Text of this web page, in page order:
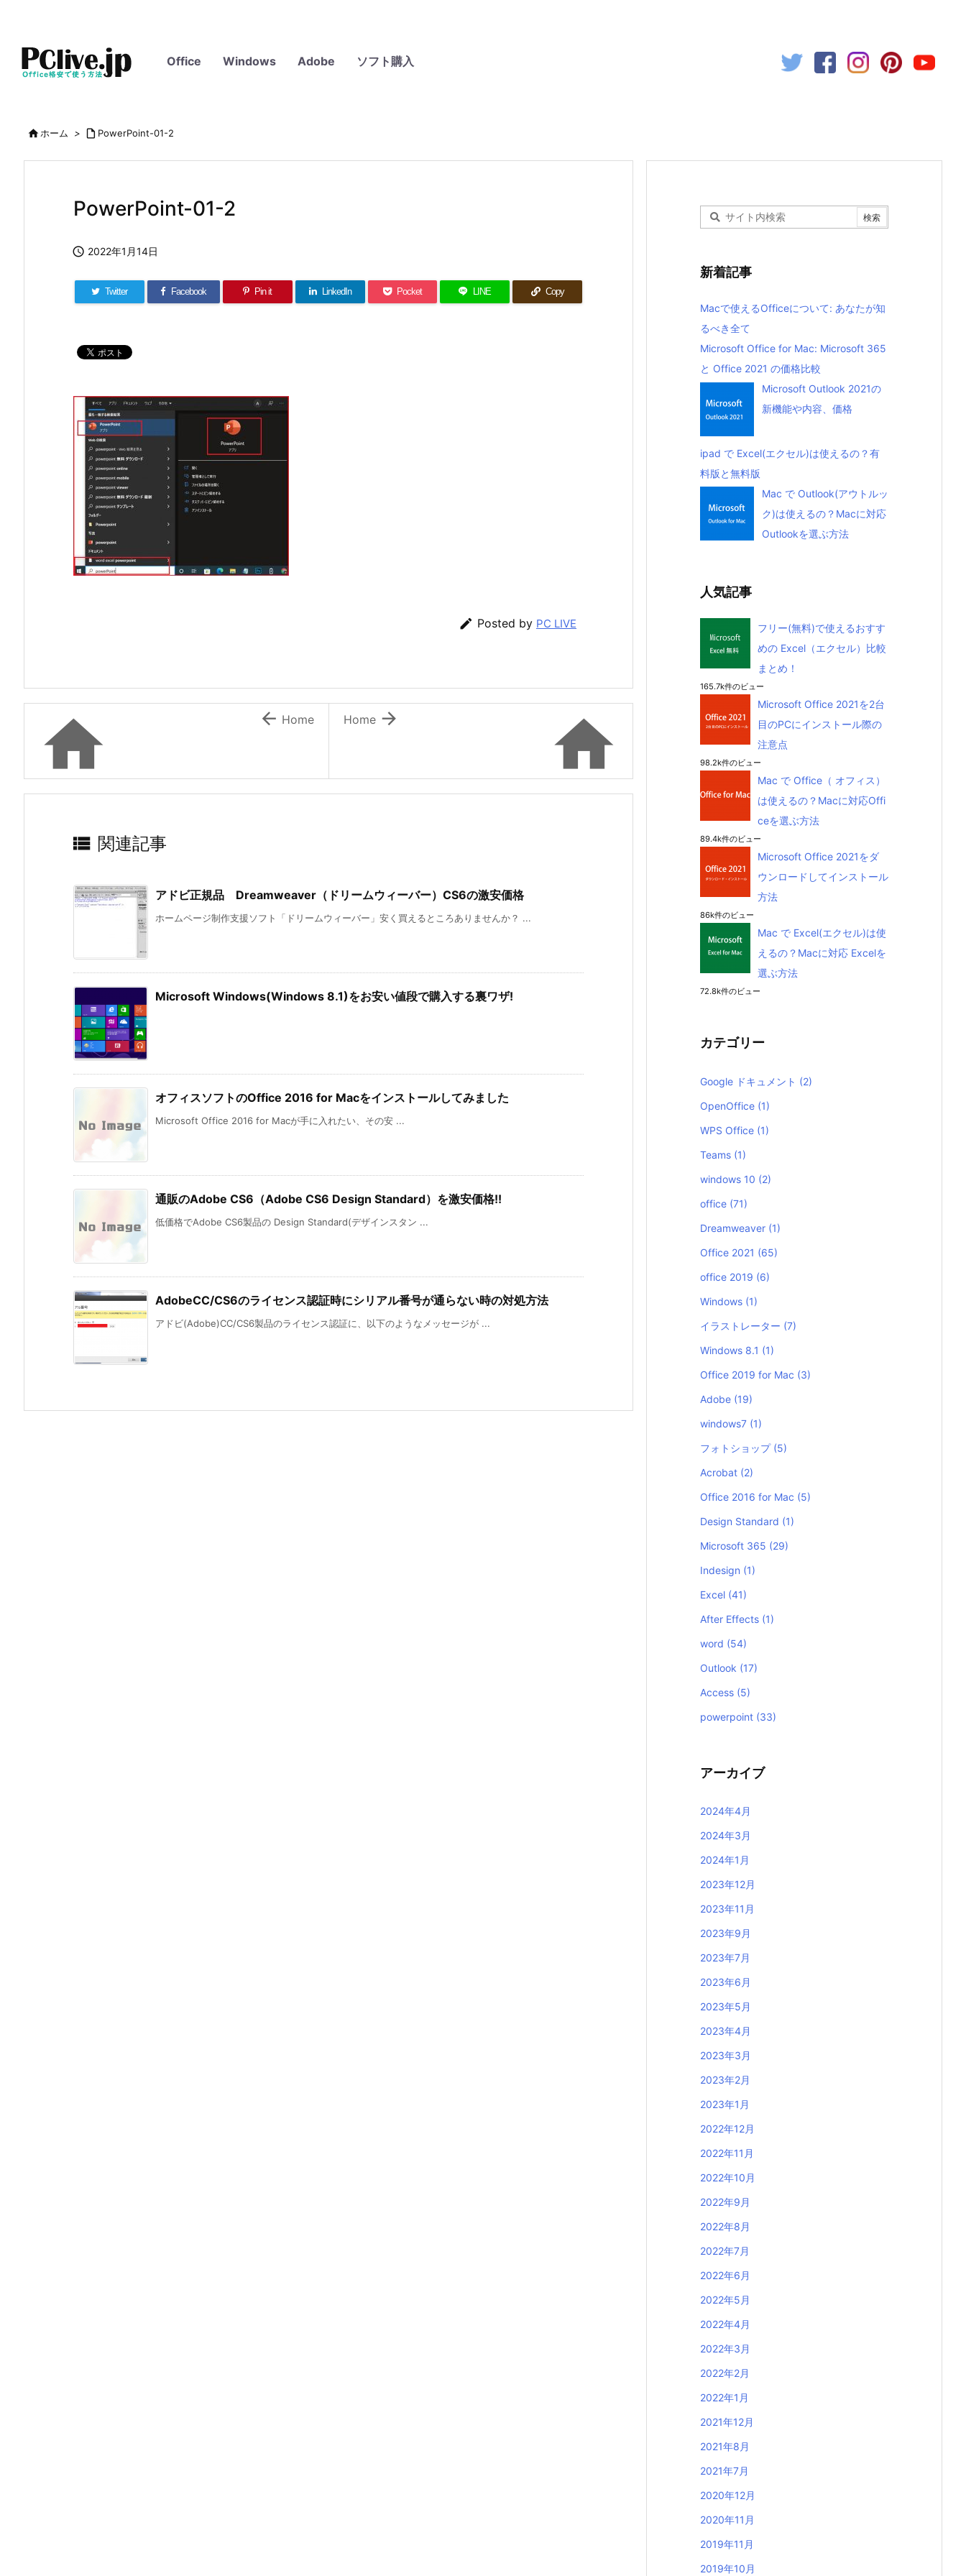
Office Windows Adobe ソフト購入
ホーム >  PowerPoint-01-2
PowerPoint-01-2
 2022年1月14日
Twitter Facebook Pin it LinkedIn Pocket LINE Copy
 Posted by PC LIVE


Home
  Home
 関連記事
アドビ正規品 Dreamweaver（ドリームウィーバー）CS6の激安価格
ホームページ制作支援ソフト「ドリームウィーバー」安く買えるところありませんか？ ...
Microsoft Windows(Windows 8.1)をお安い値段で購入する裏ワザ!
オフィスソフトのOffice 2016 for Macをインストールしてみました
Microsoft Office 2016 for Macが手に入れたい、その安 ...
通販のAdobe CS6（Adobe CS6 Design Standard）を激安価格!!
低価格でAdobe CS6製品の Design Standard(デザインスタン ...
AdobeCC/CS6のライセンス認証時にシリアル番号が通らない時の対処方法
アドビ(Adobe)CC/CS6製品のライセンス認証に、以下のようなメッセージが ...
新着記事
Macで使えるOfficeについて: あなたが知
るべき全て
Microsoft Office for Mac: Microsoft 365
と Office 2021 の価格比較
Microsoft Outlook 2021の
新機能や内容、価格
ipad で Excel(エクセル)は使えるの？有
料版と無料版
Mac で Outlook(アウトルッ
ク)は使えるの？Macに対応
Outlookを選ぶ方法
人気記事
フリー(無料)で使えるおすす
めの Excel（エクセル）比較
まとめ！
165.7k件のビュー
Microsoft Office 2021を2台
目のPCにインストール際の
注意点
98.2k件のビュー
Mac で Office（ オフィス）
は使えるの？Macに対応Offi
ceを選ぶ方法
89.4k件のビュー
Microsoft Office 2021をダ
ウンロードしてインストール
方法
86k件のビュー
Mac で Excel(エクセル)は使
えるの？Macに対応 Excelを
選ぶ方法
72.8k件のビュー
カテゴリー
Google ドキュメント (2)
OpenOffice (1)
WPS Office (1)
Teams (1)
windows 10 (2)
office (71)
Dreamweaver (1)
Office 2021 (65)
office 2019 (6)
Windows (1)
イラストレーター (7)
Windows 8.1 (1)
Office 2019 for Mac (3)
Adobe (19)
windows7 (1)
フォトショップ (5)
Acrobat (2)
Office 2016 for Mac (5)
Design Standard (1)
Microsoft 365 (29)
Indesign (1)
Excel (41)
After Effects (1)
word (54)
Outlook (17)
Access (5)
powerpoint (33)
アーカイブ
2024年4月
2024年3月
2024年1月
2023年12月
2023年11月
2023年9月
2023年7月
2023年6月
2023年5月
2023年4月
2023年3月
2023年2月
2023年1月
2022年12月
2022年11月
2022年10月
2022年9月
2022年8月
2022年7月
2022年6月
2022年5月
2022年4月
2022年3月
2022年2月
2022年1月
2021年12月
2021年8月
2021年7月
2020年12月
2020年11月
2019年11月
2019年10月